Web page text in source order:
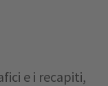
e i recapiti,